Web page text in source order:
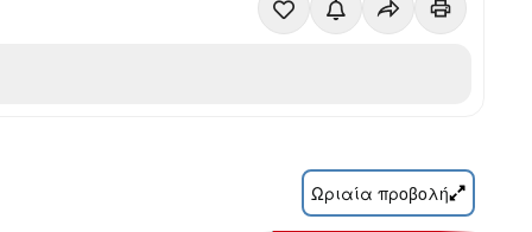
Ωριαία προβολή